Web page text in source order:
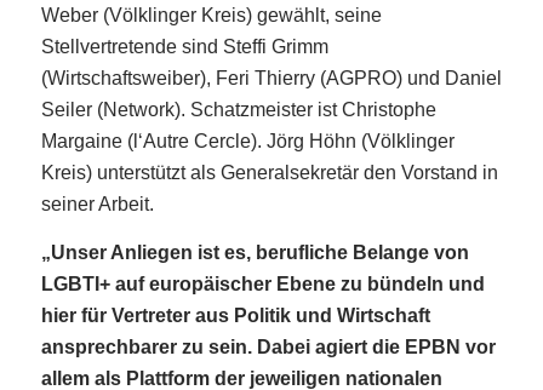
Weber (Völklinger Kreis) gewählt, seine
Stellvertretende sind Steffi Grimm
(Wirtschaftsweiber), Feri Thierry (AGPRO) und Daniel
Seiler (Network). Schatzmeister ist Christophe
Margaine (l‘Autre Cercle). Jörg Höhn (Völklinger
Kreis) unterstützt als Generalsekretär den Vorstand in
seiner Arbeit.
„Unser Anliegen ist es, berufliche Belange von
LGBTI+ auf europäischer Ebene zu bündeln und
hier für Vertreter aus Politik und Wirtschaft
ansprechbarer zu sein. Dabei agiert die EPBN vor
allem als Plattform der jeweiligen nationalen